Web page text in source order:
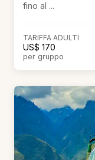
fino al ...
TARIFFA ADULTI
US$ 170
per gruppo